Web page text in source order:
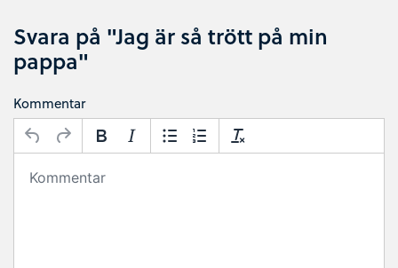
Svara på "Jag är så trött på min
pappa"
Kommentar